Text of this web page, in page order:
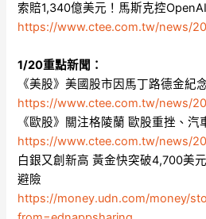
索賠1,340億美元！馬斯克控
https://www.ctee.com.tw/news/
1/20重點新聞：
《美股》美國股市因馬丁路德金紀
https://www.ctee.com.tw/news/
《歐股》關注格陵蘭 歐股重挫、汽
https://www.ctee.com.tw/news/
白銀又創新高 黃金快突破4,700美
避險
https://money.udn.com/money/